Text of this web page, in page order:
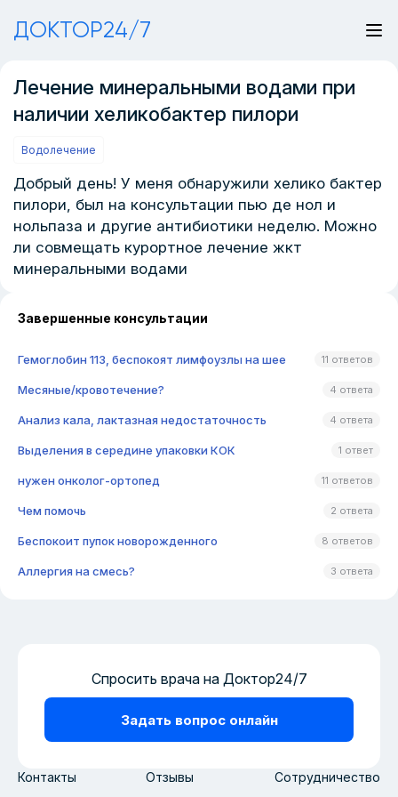
ДОКТОР24/7
Лечение минеральными водами при
наличии хеликобактер пилори
Водолечение
Добрый день! У меня обнаружили хелико бактер
пилори, был на консультации пью де нол и
нольпаза и другие антибиотики неделю. Можно
ли совмещать курортное лечение жкт
минеральными водами
Завершенные консультации
Гемоглобин 113, беспокоят лимфоузлы на шее 11 ответов
Месяные/кровотечение? 4 ответа
Анализ кала, лактазная недостаточность 4 ответа
Выделения в середине упаковки КОК 1 ответ
нужен онколог-ортопед 11 ответов
Чем помочь 2 ответа
Беспокоит пупок новорожденного 8 ответов
Аллергия на смесь? 3 ответа
Контакты Отзывы Сотрудничество
Спросить врача на Доктор24/7
Задать вопрос онлайн